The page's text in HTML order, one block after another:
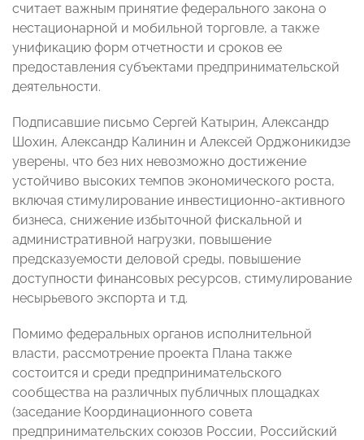
считает важным принятие федерального закона о
нестационарной и мобильной торговле, а также
унификацию форм отчетности и сроков ее
предоставления субъектами предпринимательской
деятельности.
Подписавшие письмо Сергей Катырин, Александр
Шохин, Александр Калинин и Алексей Орджоникидзе
уверены, что без них невозможно достижение
устойчиво высоких темпов экономического роста,
включая стимулирование инвестиционно-активного
бизнеса, снижение избыточной фискальной и
административной нагрузки, повышение
предсказуемости деловой среды, повышение
доступности финансовых ресурсов, стимулирование
несырьевого экспорта и т.д.
Помимо федеральных органов исполнительной
власти, рассмотрение проекта Плана также
состоится и среди предпринимательского
сообщества на различных публичных площадках
(заседание Координационного совета
предпринимательских союзов России, Российский